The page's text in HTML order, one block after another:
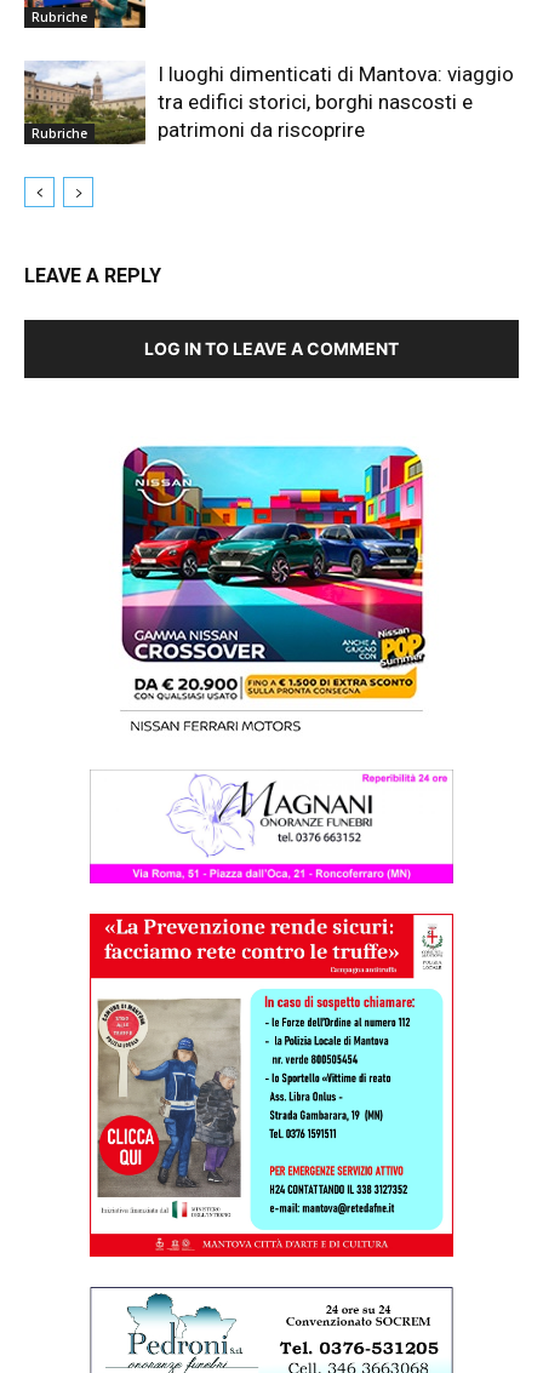
Rubriche
Rubriche
I luoghi dimenticati di Mantova: viaggio
tra edifici storici, borghi nascosti e
patrimoni da riscoprire
LEAVE A REPLY
LOG IN TO LEAVE A COMMENT